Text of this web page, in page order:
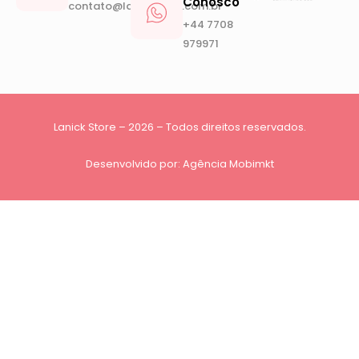
contato@lanickstore.com.br
+44 7708
979971
Lanick Store – 2026 – Todos direitos reservados.
Desenvolvido por: Agência Mobimkt